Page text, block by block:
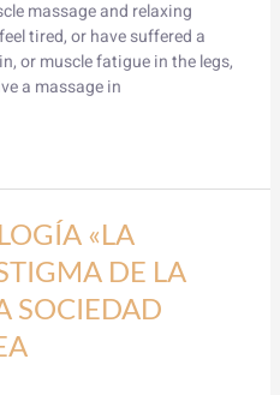
massage and relaxing
tired, or have suffered a
or muscle fatigue in the legs,
a massage in
«LA
DE LA
SOCIEDAD